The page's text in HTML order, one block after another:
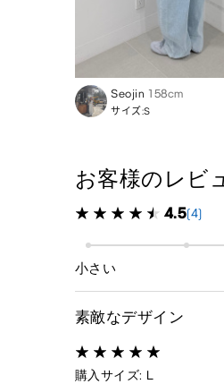
Seojin 158cm
サイズ:S
お客様のレビ
4.5(4)
小さい
素敵なデザイン
購入サイズ: L